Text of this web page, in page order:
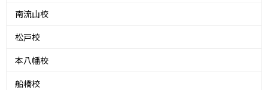
南流山校
松戸校
本八幡校
船橋校